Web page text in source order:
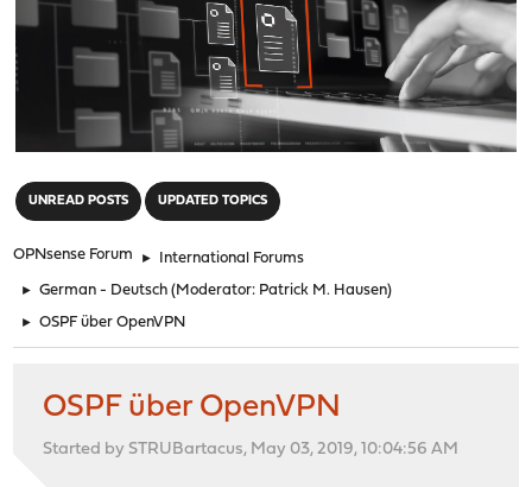
UNREAD POSTS UPDATED TOPICS
OPNsense Forum ► International Forums
► German - Deutsch (Moderator: Patrick M. Hausen)
► OSPF über OpenVPN
OSPF über OpenVPN
Started by STRUBartacus, May 03, 2019, 10:04:56 AM